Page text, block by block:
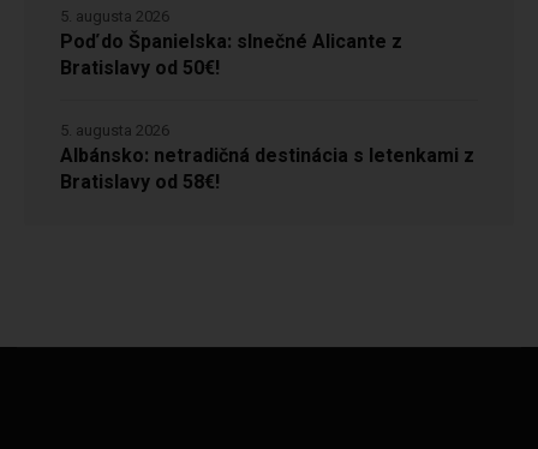
Poď do Španielska: slnečné Alicante z
Bratislavy od 50€!
5. augusta 2026
Albánsko: netradičná destinácia s letenkami z
Bratislavy od 58€!
5. augusta 2026